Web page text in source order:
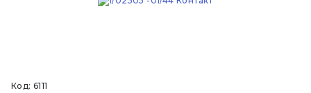
Код: 6111